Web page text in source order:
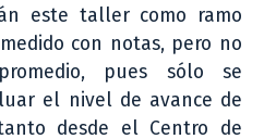
este taller como ramo
con notas, pero no
pues sólo se
el nivel de avance de
desde el Centro de